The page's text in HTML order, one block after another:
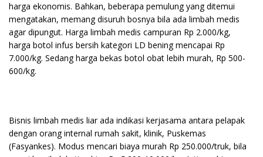
harga ekonomis. Bahkan, beberapa pemulung yang ditemui
mengatakan, memang disuruh bosnya bila ada limbah medis
agar dipungut. Harga limbah medis campuran Rp 2.000/kg,
harga botol infus bersih kategori LD bening mencapai Rp
7.000/kg. Sedang harga bekas botol obat lebih murah, Rp 500-
600/kg.
Bisnis limbah medis liar ada indikasi kerjasama antara pelapak
dengan orang internal rumah sakit, klinik, Puskemas
(Fasyankes). Modus mencari biaya murah Rp 250.000/truk, bila